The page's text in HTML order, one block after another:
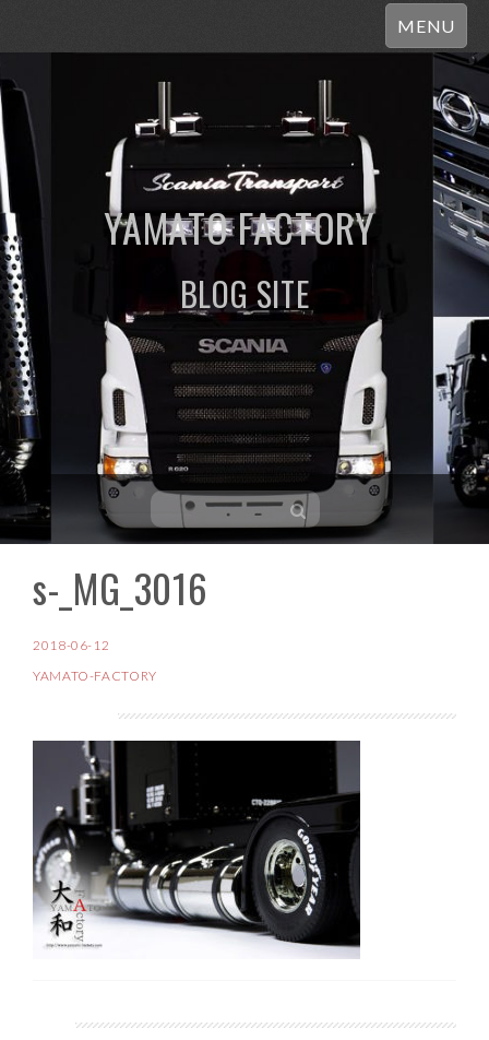
MENU
YAMATO FACTORY
BLOG SITE
s-_MG_3016
2018-06-12
YAMATO-FACTORY